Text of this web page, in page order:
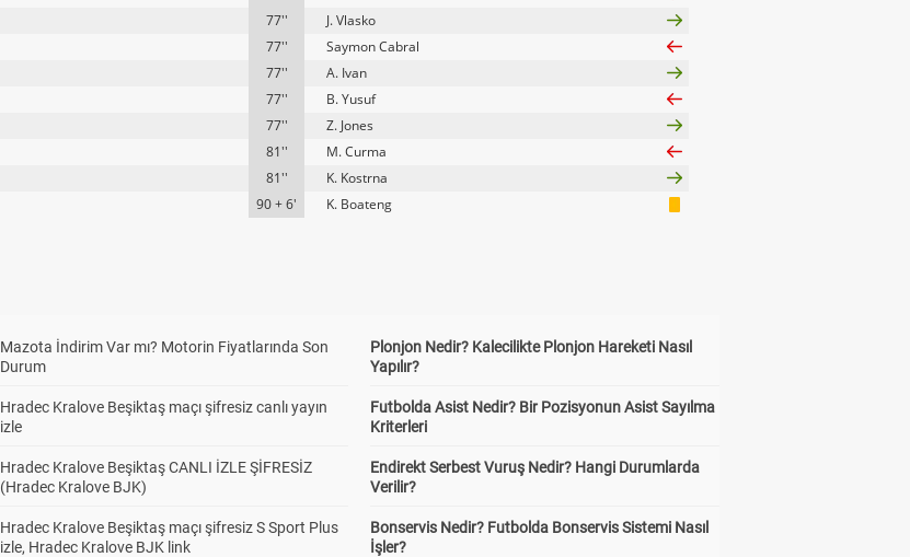
77''
J. Vlasko
77''
Saymon Cabral
77''
A. Ivan
77''
B. Yusuf
77''
Z. Jones
81''
M. Curma
81''
K. Kostrna
90 + 6'
K. Boateng
Mazota İndirim Var mı? Motorin Fiyatlarında Son
Durum
Hradec Kralove Beşiktaş maçı şifresiz canlı yayın
izle
Hradec Kralove Beşiktaş CANLI İZLE ŞİFRESİZ
(Hradec Kralove BJK)
Hradec Kralove Beşiktaş maçı şifresiz S Sport Plus
izle, Hradec Kralove BJK link
Plonjon Nedir? Kalecilikte Plonjon Hareketi Nasıl
Yapılır?
Futbolda Asist Nedir? Bir Pozisyonun Asist Sayılma
Kriterleri
Endirekt Serbest Vuruş Nedir? Hangi Durumlarda
Verilir?
Bonservis Nedir? Futbolda Bonservis Sistemi Nasıl
İşler?